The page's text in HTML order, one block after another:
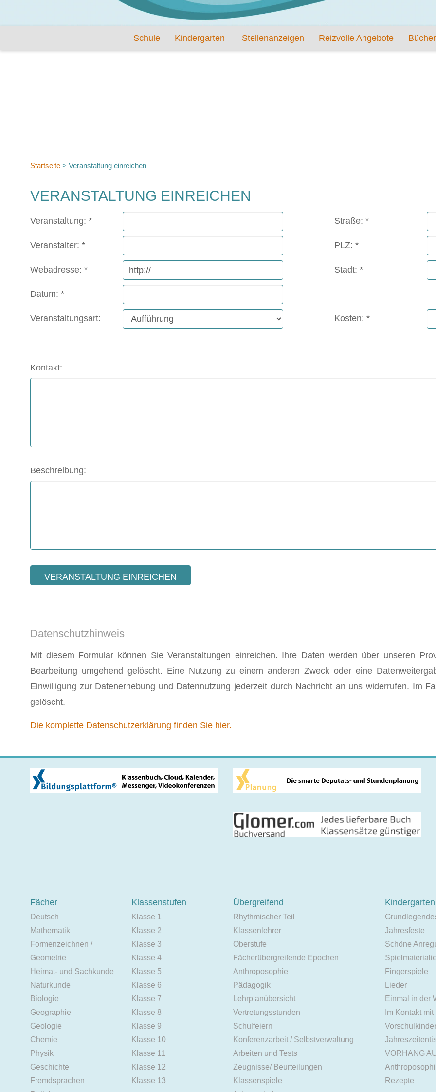
Schule Kindergarten Stellenanzeigen Reizvolle Angebote Bücher
Startseite > Veranstaltung einreichen
VERANSTALTUNG EINREICHEN
Veranstaltung: Straße:
Veranstalter: PLZ:
Webadresse: Stadt:
Datum:
Veranstaltungsart: Kosten:
Kontakt:
Beschreibung:
Datenschutzhinweis
Mit diesem Formular können Sie Veranstaltungen einreichen. Ihre Daten werden über unseren
Bearbeitung umgehend gelöscht. Eine Nutzung zu einem anderen Zweck oder eine
Einwilligung zur Datenerhebung und Datennutzung jederzeit durch Nachricht an uns widerrufen. Im
gelöscht.
Die komplette Datenschutzerklärung finden Sie hier.
Fächer
Deutsch
Mathematik
Formenzeichnen /
Geometrie
Heimat- und Sachkunde
Naturkunde
Biologie
Geographie
Geologie
Chemie
Physik
Geschichte
Fremdsprachen
Klassenstufen
Klasse 1
Klasse 2
Klasse 3
Klasse 4
Klasse 5
Klasse 6
Klasse 7
Klasse 8
Klasse 9
Klasse 10
Klasse 11
Klasse 12
Klasse 13
Übergreifend
Rhythmischer Teil
Klassenlehrer
Oberstufe
Fächerübergreifende Epochen
Anthroposophie
Pädagogik
Lehrplanübersicht
Vertretungsstunden
Schulfeiern
Konferenzarbeit / Selbstverwaltung
Arbeiten und Tests
Zeugnisse/ Beurteilungen
Klassenspiele
Kindergarten
Jahresfeste
Schöne
Fingerspiele
Lieder
Einmal in der
Im Kontakt
VORHANG
Rezepte